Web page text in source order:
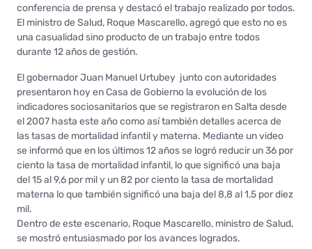
conferencia de prensa y destacó el trabajo realizado por todos.
El ministro de Salud, Roque Mascarello, agregó que esto no es
una casualidad sino producto de un trabajo entre todos
durante 12 años de gestión.
El gobernador Juan Manuel Urtubey junto con autoridades
presentaron hoy en Casa de Gobierno la evolución de los
indicadores sociosanitarios que se registraron en Salta desde
el 2007 hasta este año como así también detalles acerca de
las tasas de mortalidad infantil y materna. Mediante un video
se informó que en los últimos 12 años se logró reducir un 36 por
ciento la tasa de mortalidad infantil, lo que significó una baja
del 15 al 9,6 por mil y un 82 por ciento la tasa de mortalidad
materna lo que también significó una baja del 8,8 al 1,5 por diez
mil.
Dentro de este escenario, Roque Mascarello, ministro de Salud,
se mostró entusiasmado por los avances logrados.